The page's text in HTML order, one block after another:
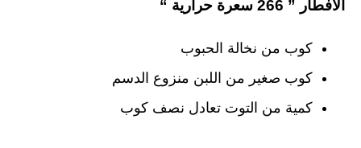
الافطار ” 266 سعرة حرارية “
كوب من نخالة الحبوب
كوب صغير من اللبن منزوع الدسم
كمية من التوت تعادل نصف كوب